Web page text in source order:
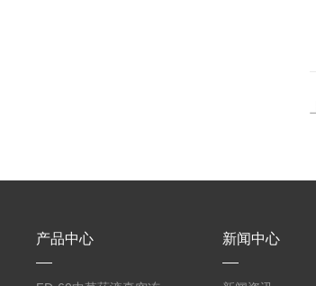
产品中心 新闻中心